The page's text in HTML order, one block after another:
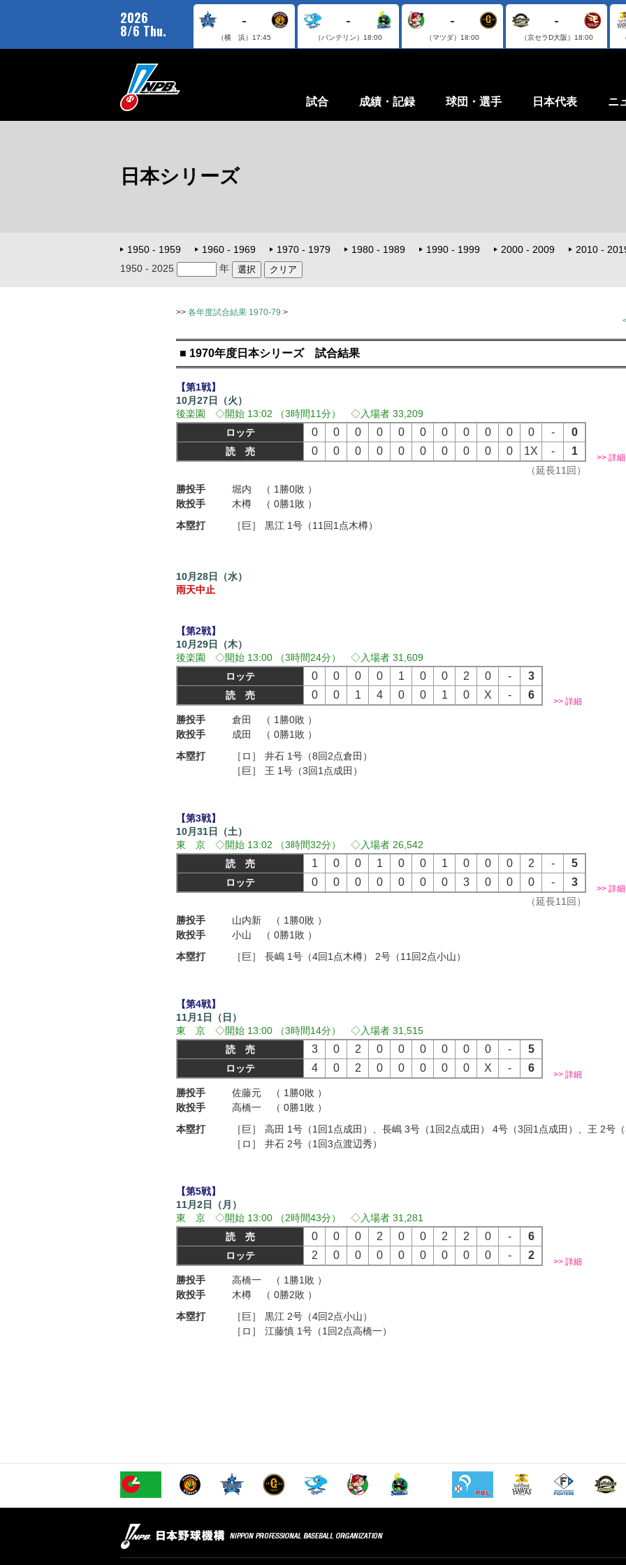
2026
8/6 Thu.
-
（横 浜） 17:45
-
（バンテリン） 18:00
-
（マツダ） 18:00
-
（京セラD大阪） 18:00
試合 成績・記録 球団・選手 日本代表 ニ
日本シリーズ
1950 - 1959 1960 - 1969 1970 - 1979 1980 - 1989 1990 - 1999 2000 - 2009 2010 -
1950 - 2025
年
>> 各年度試合結果 1970-79 >
■ 1970年度日本シリーズ 試合結果
【第1戦】
10月27日（火）
後楽園 ◇開始 13:02 （3時間11分） ◇入場者 33,209
ロッテ
0 0 0 0 0 0 0 0 0 0 0 - 0
読 売 0 0 0 0 0 0 0 0 0 0 1X - 1
>> 詳細
（延長11回）
勝投手
堀内 （ 1勝0敗 ）
敗投手
木樽 （ 0勝1敗 ）
本塁打
［巨］ 黒江 1号（11回1点木樽）
10月28日（水）
雨天中止
【第2戦】
10月29日（木）
後楽園 ◇開始 13:00 （3時間24分） ◇入場者 31,609
ロッテ
0 0 0 0 1 0 0 2 0 - 3
読 売 0 0 1 4 0 0 1 0 X - 6
>> 詳細
勝投手
倉田 （ 1勝0敗 ）
敗投手
成田 （ 0勝1敗 ）
本塁打
［ロ］
井石 1号（8回2点倉田）
［巨］
王 1号（3回1点成田）
【第3戦】
10月31日（土）
東 京 ◇開始 13:02 （3時間32分） ◇入場者 26,542
読 売
1 0 0 1 0 0 1 0 0 0 2 - 5
ロッテ 0 0 0 0 0 0 0 3 0 0 0 - 3
>> 詳細
（延長11回）
勝投手
山内新 （ 1勝0敗 ）
敗投手
小山 （ 0勝1敗 ）
本塁打
［巨］ 長嶋 1号（4回1点木樽） 2号（11回2点小山）
【第4戦】
11月1日（日）
東 京 ◇開始 13:00 （3時間14分） ◇入場者 31,515
読 売
3 0 2 0 0 0 0 0 0 - 5
ロッテ 4 0 2 0 0 0 0 0 X - 6
>> 詳細
勝投手
佐藤元 （ 1勝0敗 ）
敗投手
高橋一 （ 0勝1敗 ）
本塁打
［巨］
高田 1号（1回1点成田）、長嶋 3号（1回2点成田） 4号（3回1点成田）、王 2号（
［ロ］
井石 2号（1回3点渡辺秀）
【第5戦】
11月2日（月）
東 京 ◇開始 13:00 （2時間43分） ◇入場者 31,281
読 売
0 0 0 2 0 0 2 2 0 - 6
ロッテ 2 0 0 0 0 0 0 0 0 - 2
>> 詳細
勝投手
高橋一 （ 1勝1敗 ）
敗投手
木樽 （ 0勝2敗 ）
本塁打
［巨］
黒江 2号（4回2点小山）
［ロ］
江藤慎 1号（1回2点高橋一）